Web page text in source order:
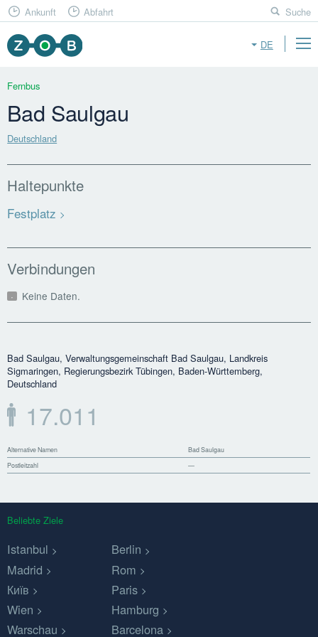
DE
Ankunft Abfahrt Suche
Fernbus
Bad Saulgau
Deutschland
Haltepunkte
Festplatz
Verbindungen
Keine Daten.
Bad Saulgau, Verwaltungsgemeinschaft Bad Saulgau, Landkreis
Sigmaringen, Regierungsbezirk Tübingen, Baden-Württemberg,
Deutschland
17.011
Alternative Namen
Bad Saulgau
Postleitzahl
—
Beliebte Ziele
Istanbul
Berlin
Madrid
Rom
Київ
Paris
Wien
Hamburg
Warschau
Barcelona